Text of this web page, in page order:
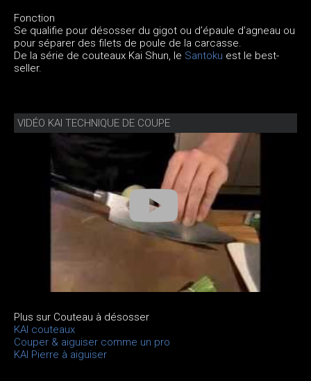
Fonction
Se qualifie pour désosser du gigot ou d’épaule d’agneau ou
pour séparer des filets de poule de la carcasse.
De la série de couteaux Kai Shun, le Santoku est le best-
seller.
VIDÉO KAI TECHNIQUE DE COUPE
Plus sur Couteau à désosser
KAI couteaux
Couper & aiguiser comme un pro
KAI Pierre à aiguiser